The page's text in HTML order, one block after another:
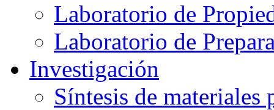
Laboratorio de
Laboratorio de
Investigación
Síntesis de materiales